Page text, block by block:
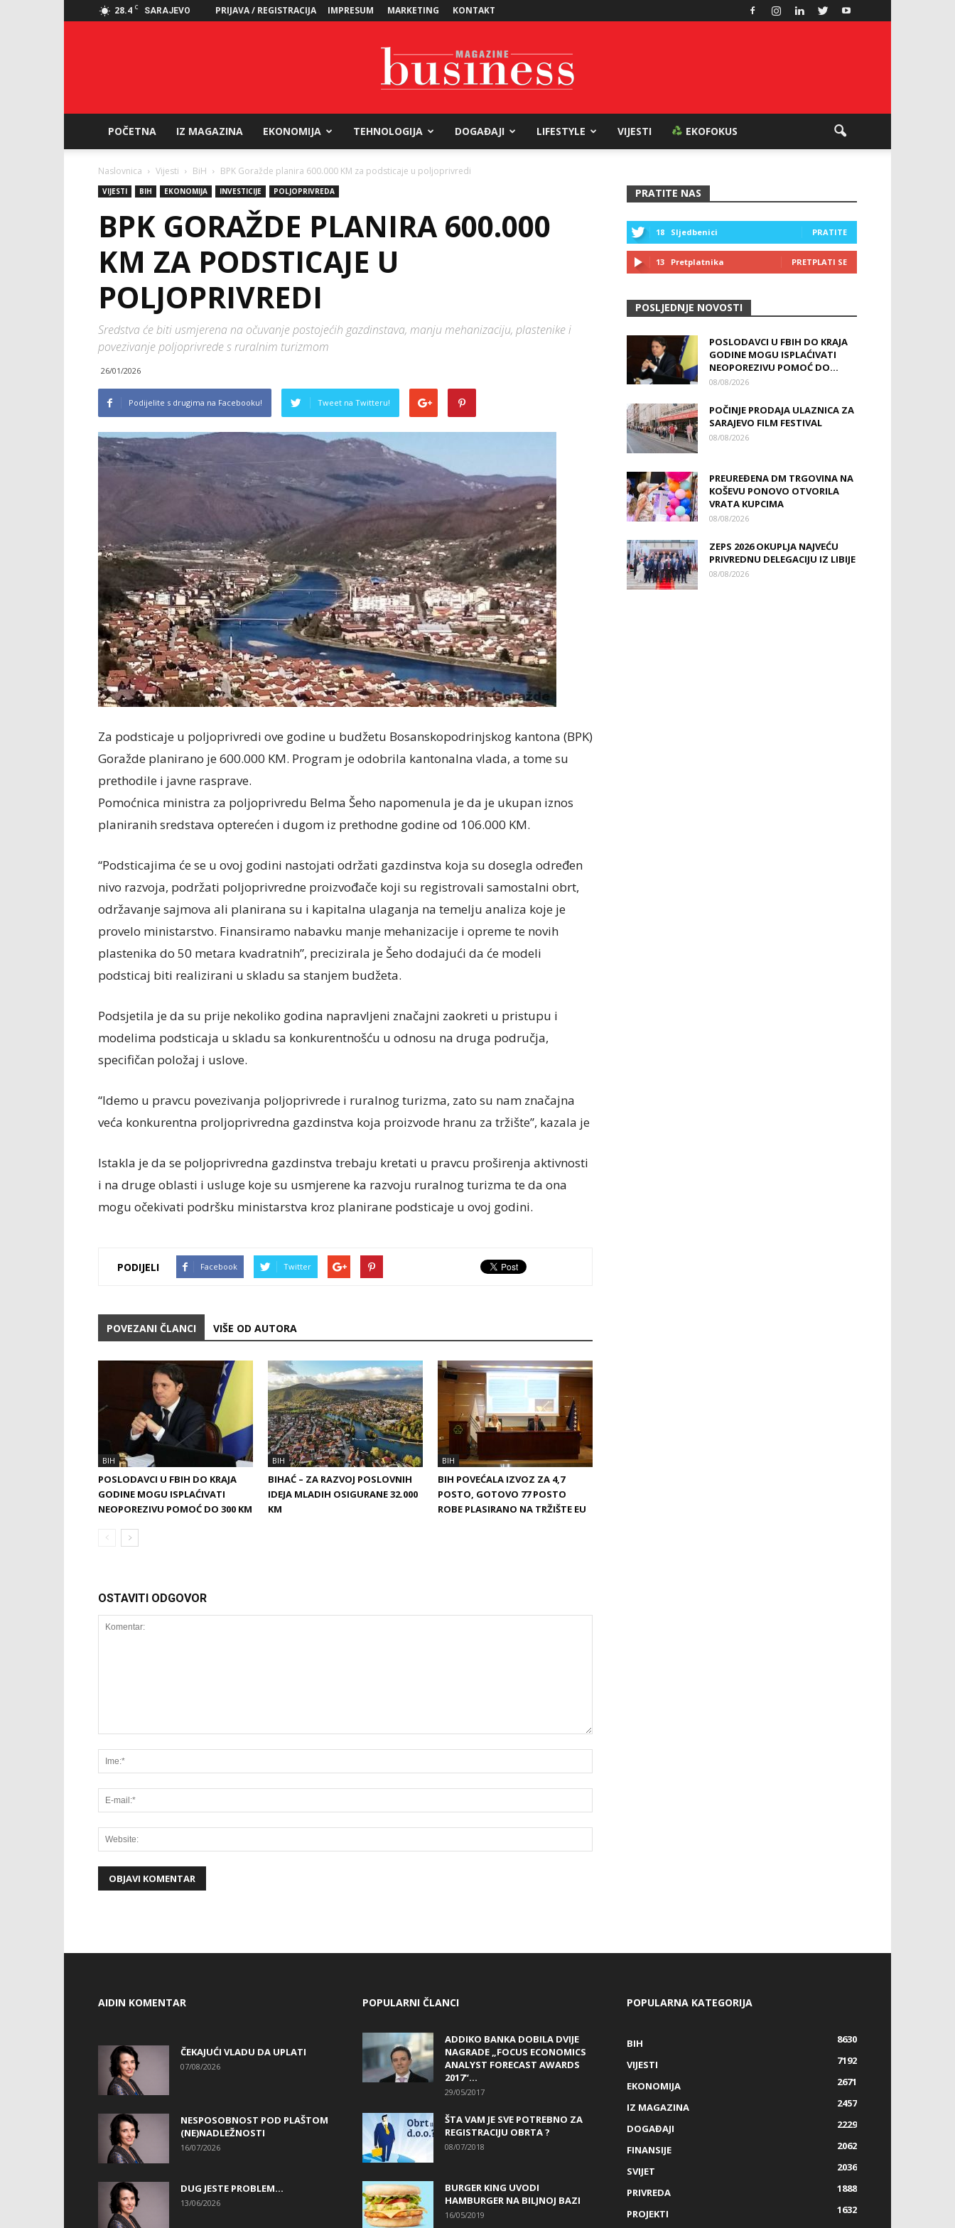
28.4 C SARAJEVO PRIJAVA / REGISTRACIJA IMPRESUM MARKETING KONTAKT
Magazine
POČETNA IZ MAGAZINA EKONOMIJA TEHNOLOGIJA DOGAĐAJI LIFESTYLE VIJESTI EKOFOKUS
Naslovnica Vijesti BiH BPK Goražde planira 600.000 KM za podsticaje u poljoprivredi
VIJESTI BIH EKONOMIJA INVESTICIJE POLJOPRIVREDA
BPK GORAŽDE PLANIRA 600.000
KM ZA PODSTICAJE U
POLJOPRIVREDI
Sredstva će biti usmjerena na očuvanje postojećih gazdinstava, manju mehanizaciju, plastenike i
povezivanje poljoprivrede s ruralnim turizmom
26/01/2026
Podijelite s drugima na Facebooku! Tweet na Twitteru!
Za podsticaje u poljoprivredi ove godine u budžetu Bosanskopodrinjskog kantona (BPK)
Goražde planirano je 600.000 KM. Program je odobrila kantonalna vlada, a tome su
prethodile i javne rasprave.
Pomoćnica ministra za poljoprivredu Belma Šeho napomenula je da je ukupan iznos
planiranih sredstava opterećen i dugom iz prethodne godine od 106.000 KM.
“Podsticajima će se u ovoj godini nastojati održati gazdinstva koja su dosegla određen
nivo razvoja, podržati poljoprivredne proizvođače koji su registrovali samostalni obrt,
održavanje sajmova ali planirana su i kapitalna ulaganja na temelju analiza koje je
provelo ministarstvo. Finansiramo nabavku manje mehanizacije i opreme te novih
plastenika do 50 metara kvadratnih”, precizirala je Šeho dodajući da će modeli
podsticaj biti realizirani u skladu sa stanjem budžeta.
Podsjetila je da su prije nekoliko godina napravljeni značajni zaokreti u pristupu i
modelima podsticaja u skladu sa konkurentnošću u odnosu na druga područja,
specifičan položaj i uslove.
“Idemo u pravcu povezivanja poljoprivrede i ruralnog turizma, zato su nam značajna
veća konkurentna proljoprivredna gazdinstva koja proizvode hranu za tržište”, kazala je
Istakla je da se poljoprivredna gazdinstva trebaju kretati u pravcu proširenja aktivnosti
i na druge oblasti i usluge koje su usmjerene ka razvoju ruralnog turizma te da ona
mogu očekivati podršku ministarstva kroz planirane podsticaje u ovoj godini.
PODIJELI Facebook Twitter
POVEZANI ČLANCI VIŠE OD AUTORA
BIH
POSLODAVCI U FBIH DO KRAJA
GODINE MOGU ISPLAĆIVATI
NEOPOREZIVU POMOĆ DO 300 KM
BIH
BIHAĆ – ZA RAZVOJ POSLOVNIH
IDEJA MLADIH OSIGURANE 32.000
KM
BIH
BIH POVEĆALA IZVOZ ZA 4,7
POSTO, GOTOVO 77 POSTO
ROBE PLASIRANO NA TRŽIŠTE EU
OSTAVITI ODGOVOR
PRATITE NAS
18 Sljedbenici PRATITE
13 Pretplatnika PRETPLATI SE
POSLJEDNJE NOVOSTI
POSLODAVCI U FBIH DO KRAJA
GODINE MOGU ISPLAĆIVATI
NEOPOREZIVU POMOĆ DO...
08/08/2026
POČINJE PRODAJA ULAZNICA ZA
SARAJEVO FILM FESTIVAL
08/08/2026
PREUREĐENA DM TRGOVINA NA
KOŠEVU PONOVO OTVORILA
VRATA KUPCIMA
08/08/2026
ZEPS 2026 OKUPLJA NAJVEĆU
PRIVREDNU DELEGACIJU IZ LIBIJE
08/08/2026
AIDIN KOMENTAR
ČEKAJUĆI VLADU DA UPLATI
07/08/2026
NESPOSOBNOST POD PLAŠTOM
(NE)NADLEŽNOSTI
16/07/2026
DUG JESTE PROBLEM…
13/06/2026
POPULARNI ČLANCI
ADDIKO BANKA DOBILA DVIJE
NAGRADE „FOCUS ECONOMICS
ANALYST FORECAST AWARDS
2017“...
29/05/2017
ŠTA VAM JE SVE POTREBNO ZA
REGISTRACIJU OBRTA ?
08/07/2018
BURGER KING UVODI
HAMBURGER NA BILJNOJ BAZI
16/05/2019
POPULARNA KATEGORIJA
BIH
8630
VIJESTI
7192
EKONOMIJA
2671
IZ MAGAZINA
2457
DOGAĐAJI
2229
FINANSIJE
2062
SVIJET
2036
PRIVREDA
1888
PROJEKTI
1632